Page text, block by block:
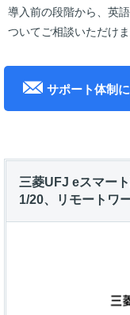
導入前の段階から、英
ついてご相談いただけま
サポート体制
三菱UFJ eスマー
1/20、リモートワ